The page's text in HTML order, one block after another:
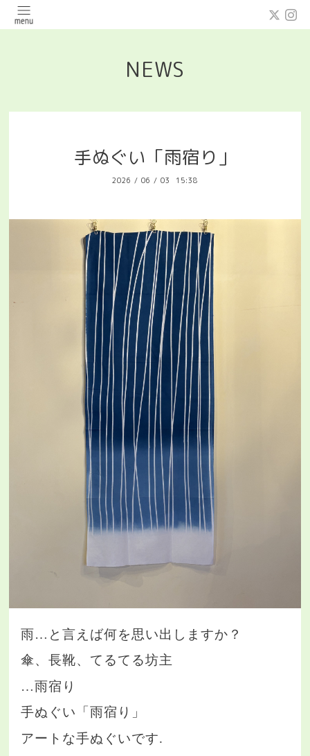
NEWS
手ぬぐい「雨宿り」
2026 / 06 / 03 15:38
雨…と言えば何を思い出しますか？
傘、長靴、てるてる坊主
…雨宿り
手ぬぐい「雨宿り」
アートな手ぬぐいです.